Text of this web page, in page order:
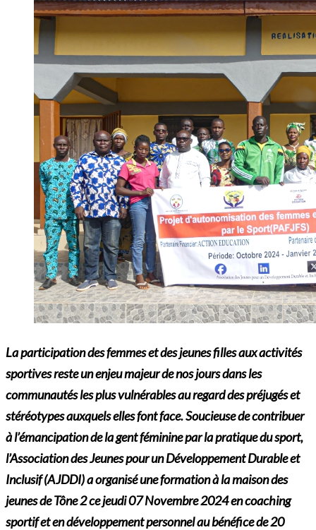
La participation des femmes et des jeunes filles aux activités
sportives reste un enjeu majeur de nos jours dans les
communautés les plus vulnérables au regard des préjugés et
stéréotypes auxquels elles font face. Soucieuse de contribuer
à l’émancipation de la gent féminine par la pratique du sport,
l’Association des Jeunes pour un Développement Durable et
Inclusif (AJDDI) a organisé une formation à la maison des
jeunes de Tône 2 ce jeudi 07 Novembre 2024 en coaching
sportif et en développement personnel au bénéfice de 20